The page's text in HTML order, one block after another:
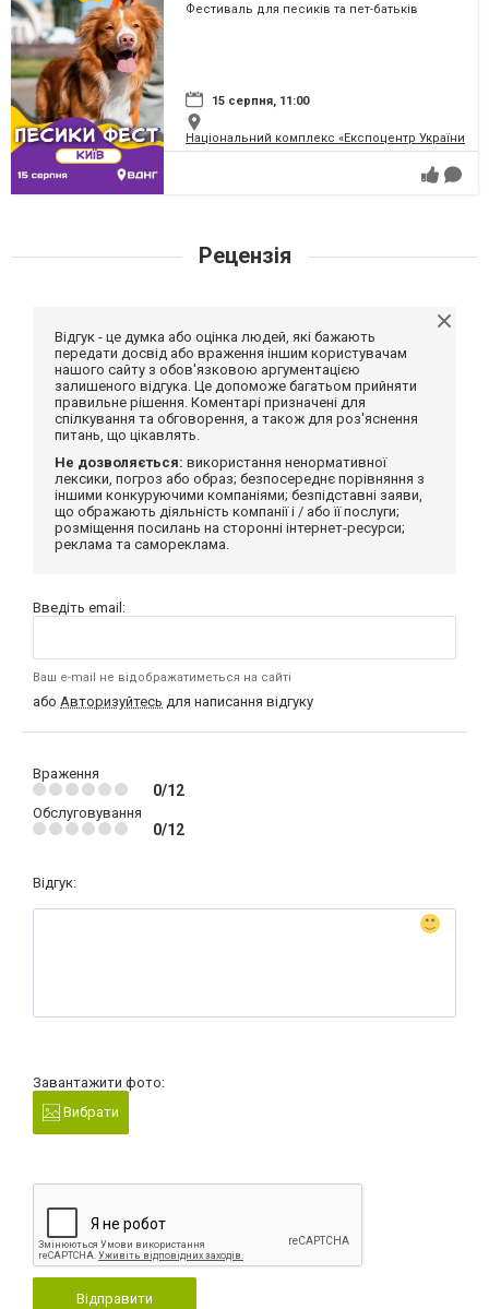
Фестиваль для песиків та пет-батьків
15 серпня, 11:00
Національний комплекс «Експоцентр України»
Рецензія
Відгук - це думка або оцінка людей, які бажають
передати досвід або враження іншим користувачам
нашого сайту з обов'язковою аргументацією
залишеного відгука. Це допоможе багатьом прийняти
правильне рішення. Коментарі призначені для
спілкування та обговорення, а також для роз'яснення
питань, що цікавлять.
Не дозволяється: використання ненормативної
лексики, погроз або образ; безпосереднє порівняння з
іншими конкуруючими компаніями; безпідставні заяви,
що ображають діяльність компанії і / або її послуги;
розміщення посилань на сторонні інтернет-ресурси;
реклама та самореклама.
Введіть email:
Ваш e-mail не відображатиметься на сайті
або Авторизуйтесь для написання відгуку
Враження
0/12
Обслуговування
0/12
Відгук:
Завантажити фото:
Вибрати
Відправити